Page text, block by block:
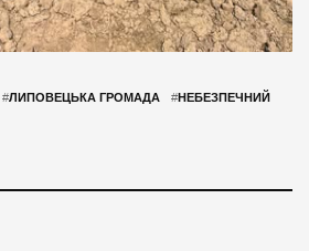
#ЛИПОВЕЦЬКА ГРОМАДА #НЕБЕЗПЕЧНИЙ